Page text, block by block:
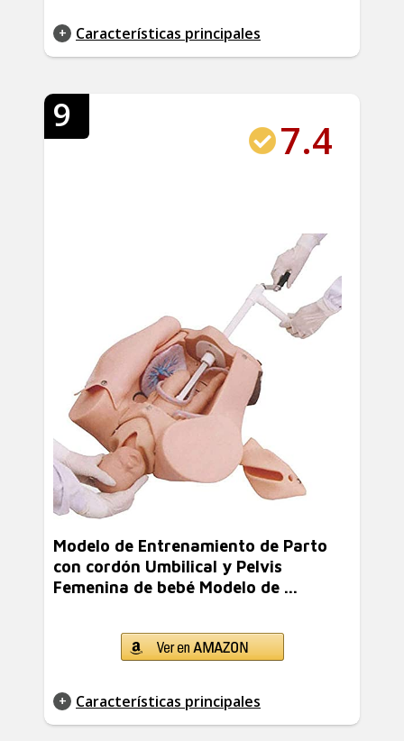
Características principales
9
7.4
Modelo de Entrenamiento de Parto
con cordón Umbilical y Pelvis
Femenina de bebé Modelo de ...
Características principales